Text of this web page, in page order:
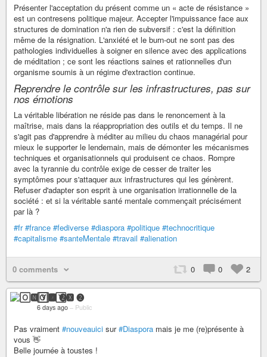
Présenter l'acceptation du présent comme un « acte de résistance »
est un contresens politique majeur. Accepter l'impuissance face aux
structures de domination n'a rien de subversif : c'est la définition
même de la résignation. L'anxiété et le burn-out ne sont pas des
pathologies individuelles à soigner en silence avec des applications
de méditation ; ce sont les réactions saines et rationnelles d'un
organisme soumis à un régime d'extraction continue.
Reprendre le contrôle sur les infrastructures, pas sur
nos émotions
La véritable libération ne réside pas dans le renoncement à la
maîtrise, mais dans la réappropriation des outils et du temps. Il ne
s'agit pas d'apprendre à méditer au milieu du chaos managérial pour
mieux le supporter le lendemain, mais de démonter les mécanismes
techniques et organisationnels qui produisent ce chaos. Rompre
avec la tyrannie du contrôle exige de cesser de traiter les
symptômes pour s'attaquer aux infrastructures qui les génèrent.
Refuser d'adapter son esprit à une organisation irrationnelle de la
société : et si la véritable santé mentale commençait précisément
par là ?
#fr #france #fediverse #diaspora #politique #technocritique
#capitalisme #santeMentale #travail #alienation
0 comments 0 0 2
🄾🅽🅈🆇 ❷
6 days ago – Public
Pas vraiment #nouveauici sur#Diaspora mais je me (re)présente à
vous 👋️
Belle journée à toustes !